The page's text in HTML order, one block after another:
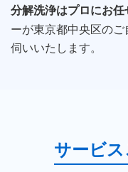
分解洗浄はプロにお任
ーが東京都中央区の
伺いいたします。
サービ